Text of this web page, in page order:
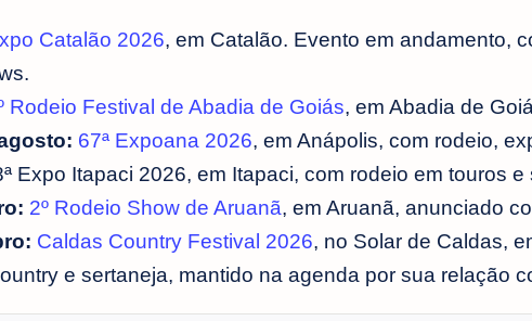
Catalão 2026, em Catalão. Evento em andamento,
Rodeio Festival de Abadia de Goiás, em Abadia de
67ª Expoana 2026, em Anápolis, com rodeio,
Expo Itapaci 2026, em Itapaci, com rodeio em touros
2º Rodeio Show de Aruanã, em Aruanã, anunciado
Caldas Country Festival 2026, no Solar de Caldas,
e sertaneja, mantido na agenda por sua relação